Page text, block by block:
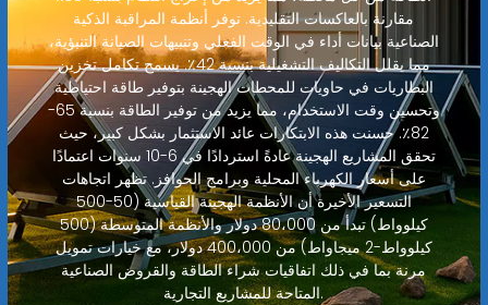
مقارنة بالعاكسات التقليدية. توفر أنظمة المراقبة الذكية
الصناعية بيانات أداء في الوقت الفعلي وتنبيهات الصيانة التنبؤية،
مما يقلل التكاليف التشغيلية بنسبة 42٪. يسمح تكامل تخزين
البطاريات في حاويات للمحطات الهجينة بتوفير طاقة احتياطية
وتحسين وقت الاستخدام، مما يزيد من توفير الطاقة بنسبة 65-
82٪. حسنت هذه الابتكارات عائد الاستثمار بشكل كبير، حيث
تحقق المشاريع الهجينة عادةً استردادًا في 6-10 سنوات اعتمادًا
على أسعار الكهرباء المحلية وبرامج الحوافز. تظهر اتجاهات
التسعير الأخيرة أن الأنظمة الهجينة القياسية (50-500
كيلوواط) تبدأ من 80،000 دولار والأنظمة المتوسطة (500
كيلوواط-2 ميجاواط) من 400،000 دولار، مع خيارات تمويل
مرنة بما في ذلك اتفاقيات شراء الطاقة والقروض الصناعية
المتاحة للمشاريع التجارية.